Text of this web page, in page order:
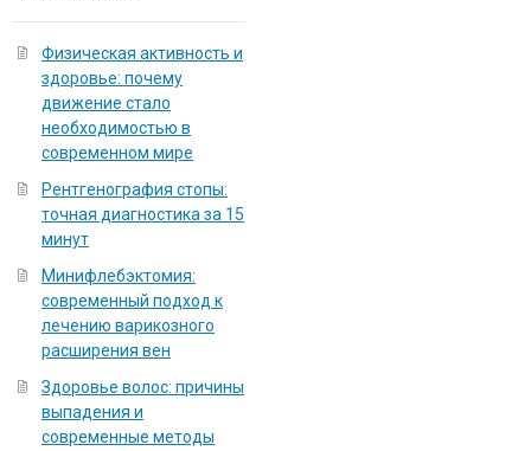
Физическая активность и
здоровье: почему
движение стало
необходимостью в
современном мире
Рентгенография стопы:
точная диагностика за 15
минут
Минифлебэктомия:
современный подход к
лечению варикозного
расширения вен
Здоровье волос: причины
выпадения и
современные методы